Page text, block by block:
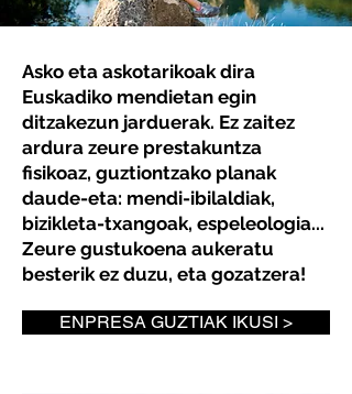
Asko eta askotarikoak dira
Euskadiko mendietan egin
ditzakezun jarduerak. Ez zaitez
ardura zeure prestakuntza
fisikoaz, guztiontzako planak
daude-eta: mendi-ibilaldiak,
bizikleta-txangoak, espeleologia...
Zeure gustukoena aukeratu
besterik ez duzu, eta gozatzera!
ENPRESA GUZTIAK IKUSI >